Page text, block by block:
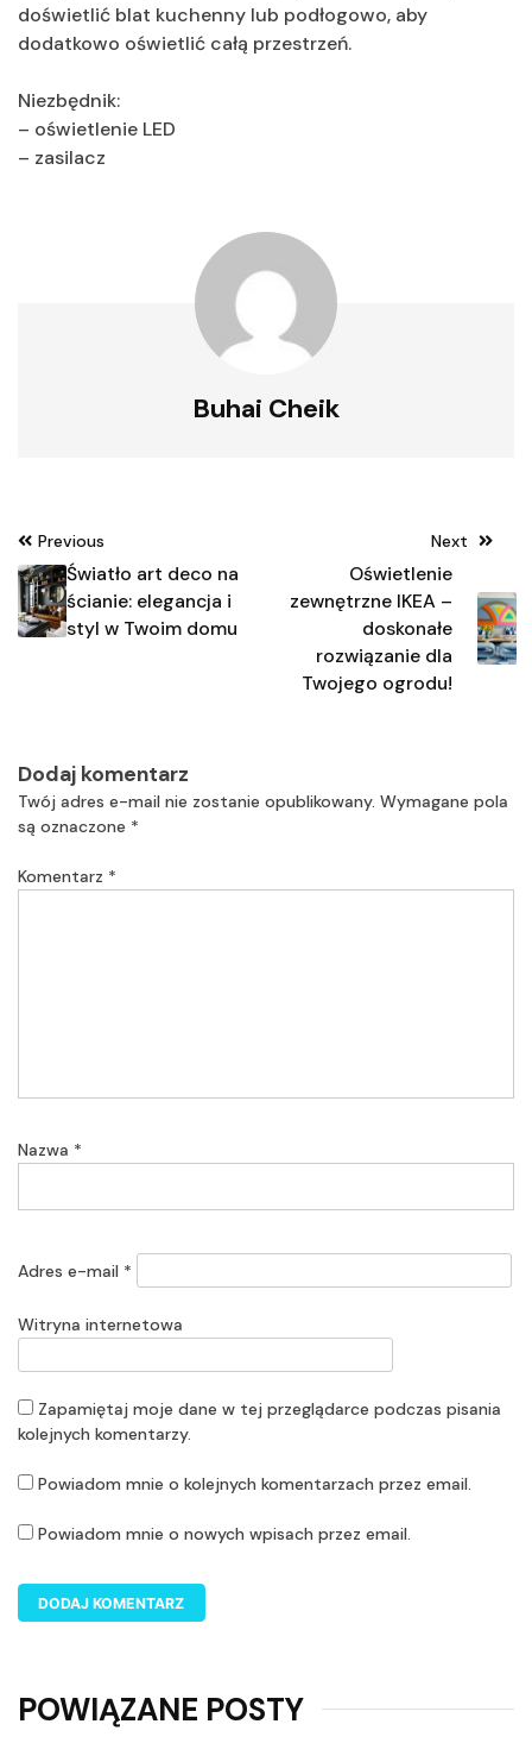
doświetlić blat kuchenny lub podłogowo, aby
dodatkowo oświetlić całą przestrzeń.
Niezbędnik:
– oświetlenie LED
– zasilacz
Buhai Cheik
Nawigacja
wpisu
Previous
Światło art deco na
ścianie: elegancja i
styl w Twoim domu
Next
Oświetlenie
zewnętrzne IKEA –
doskonałe
rozwiązanie dla
Twojego ogrodu!
Dodaj komentarz
Twój adres e-mail nie zostanie opublikowany. Wymagane pola
są oznaczone *
Komentarz *
Nazwa *
Adres e-mail *
Witryna internetowa
Zapamiętaj moje dane w tej przeglądarce podczas pisania
kolejnych komentarzy.
Powiadom mnie o kolejnych komentarzach przez email.
Powiadom mnie o nowych wpisach przez email.
POWIĄZANE POSTY